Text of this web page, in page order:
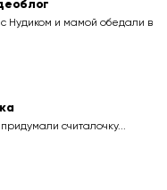
Нудиком и мамой обедали в
считалочку...